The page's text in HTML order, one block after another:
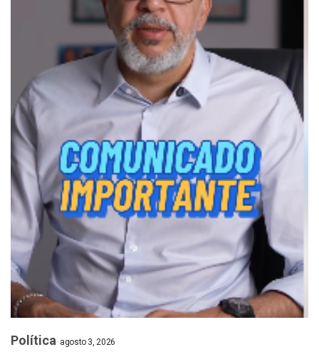
Política agosto 3, 2026